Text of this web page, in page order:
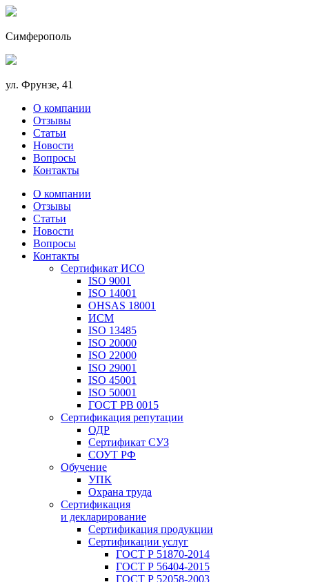
Симферополь
ул. Фрунзе, 41
О компании
Отзывы
Статьи
Новости
Вопросы
Контакты
О компании
Отзывы
Статьи
Новости
Вопросы
Контакты
Сертификат ИСО
ISO 9001
ISO 14001
OHSAS 18001
ИСМ
ISO 13485
ISO 20000
ISO 22000
ISO 29001
ISO 45001
ISO 50001
ГОСТ РВ 0015
Сертификация репутации
ОДР
Сертификат СУЗ
СОУТ РФ
Обучение
УПК
Охрана труда
Сертификация
и декларирование
Сертификация продукции
Сертификации услуг
ГОСТ Р 51870-2014
ГОСТ Р 56404-2015
ГОСТ Р 52058-2003